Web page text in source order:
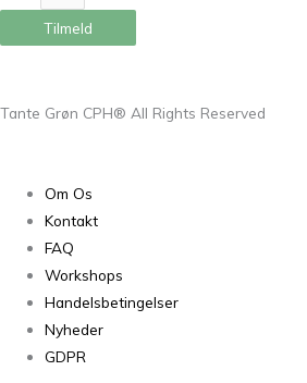
Tilmeld
Tante Grøn CPH® All Rights Reserved
Om Os
Kontakt
FAQ
Workshops
Handelsbetingelser
Nyheder
GDPR